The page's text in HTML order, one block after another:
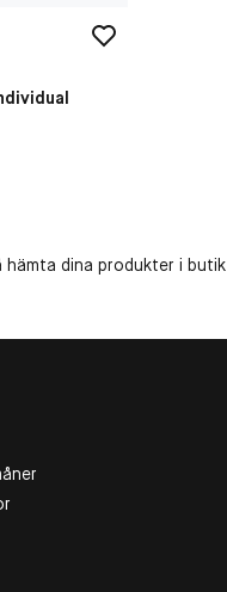
dina produkter i butik